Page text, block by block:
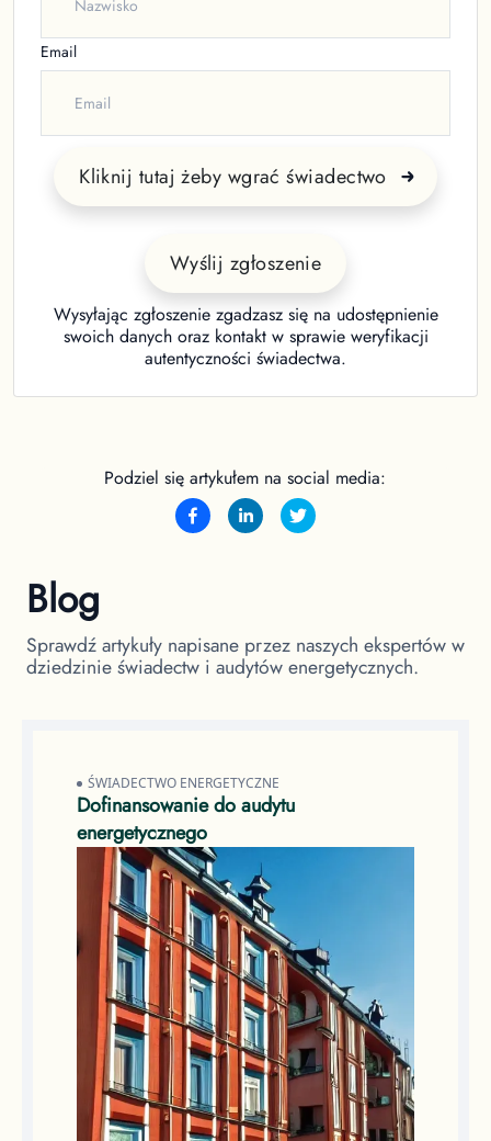
Email
Kliknij tutaj żeby wgrać świadectwo
Wyślij zgłoszenie
Wysyłając zgłoszenie zgadzasz się na udostępnienie
swoich danych oraz kontakt w sprawie weryfikacji
autentyczności świadectwa.
Podziel się artykułem na social media:
Blog
Sprawdź artykuły napisane przez naszych ekspertów w
dziedzinie świadectw i audytów energetycznych.
ŚWIADECTWO ENERGETYCZNE
Dofinansowanie do audytu
energetycznego